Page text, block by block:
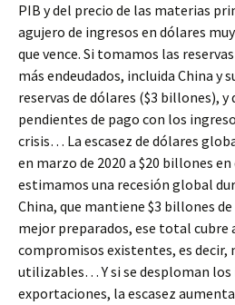
PIB y del precio de las materias
agujero de ingresos en dólares
que vence. Si tomamos las
más endeudados, incluida China y
reservas de dólares ($3 billones), y
pendientes de pago con los
crisis… La escasez de dólares
en marzo de 2020 a $20 billones
estimamos una recesión global
China, que mantiene $3 billones de
mejor preparados, ese total cubre
compromisos existentes, es decir,
utilizables… Y si se desploman los
exportaciones, la escasez